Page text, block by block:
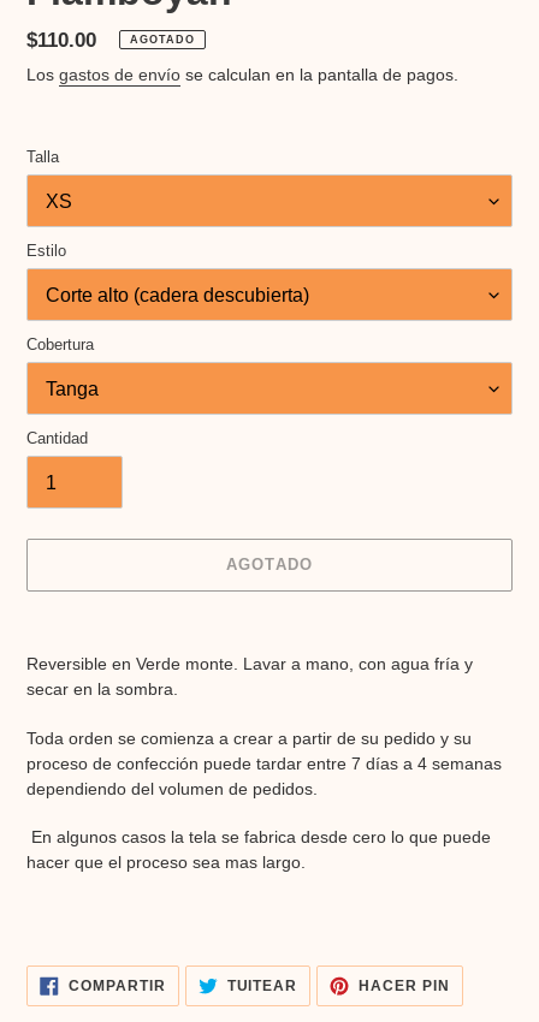
Precio
habitual
$110.00 AGOTADO
Los gastos de envío se calculan en la pantalla de pagos.
Talla
Estilo
Cobertura
Cantidad
AGOTADO
de
compra
Reversible en Verde monte. Lavar a mano, con agua fría y
secar en la sombra.
Toda orden se comienza a crear a partir de su pedido y su
proceso de confección puede tardar entre 7 días a 4 semanas
dependiendo del volumen de pedidos.
En algunos casos la tela se fabrica desde cero lo que puede
hacer que el proceso sea mas largo.
COMPARTIR COMPARTIR
FACEBOOK
TUITEAR TUITEAR
TWITTER
HACER PIN
PINTEREST